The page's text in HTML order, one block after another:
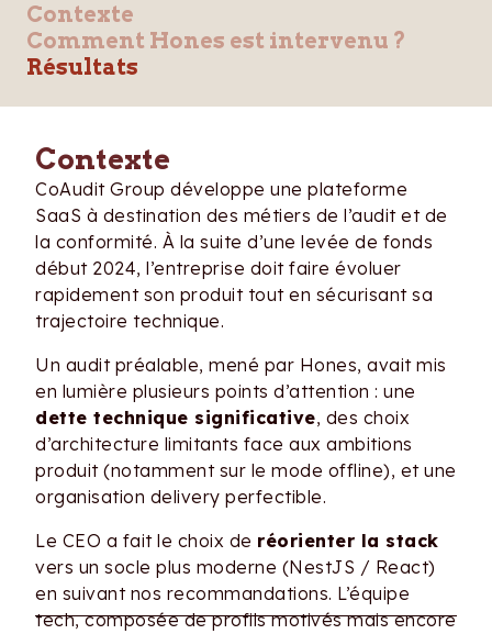
Contexte
Comment Hones est intervenu ?
Résultats
Contexte
CoAudit Group développe une plateforme
SaaS à destination des métiers de l’audit et de
la conformité. À la suite d’une levée de fonds
début 2024, l’entreprise doit faire évoluer
rapidement son produit tout en sécurisant sa
trajectoire technique.
Un audit préalable, mené par Hones, avait mis
en lumière plusieurs points d’attention : une
dette technique significative, des choix
d’architecture limitants face aux ambitions
produit (notamment sur le mode offline), et une
organisation delivery perfectible.
Le CEO a fait le choix de réorienter la stack
vers un socle plus moderne (NestJS / React)
en suivant nos recommandations. L’équipe
tech, composée de profils motivés mais encore